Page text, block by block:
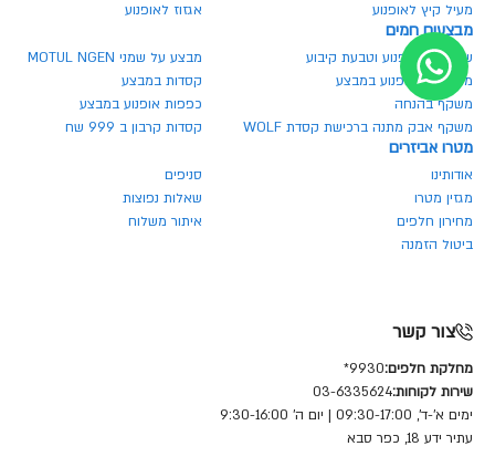
מעיל קיץ לאופנוע
אגזוז לאופנוע
מבצעים חמים
שרשרת לאופנוע וטבעת קיבוע
מבצע על שמני MOTUL NGEN
מנעולים לאופנוע במבצע
קסדות במבצע
משקף בהנחה
כפפות אופנוע במבצע
משקף אבק מתנה ברכישת קסדת WOLF
קסדות קרבון ב 999 שח
מטרו אביזרים
אודותינו
סניפים
מגזין מטרו
שאלות נפוצות
מחירון חלפים
איתור משלוח
ביטול הזמנה
צור קשר
מחלקת חלפים:9930*
שירות לקוחות:03-6335624
ימים א'-ד', 09:30-17:00 | יום ה' 9:30-16:00
עתיר ידע 18, כפר סבא